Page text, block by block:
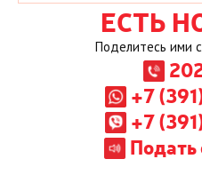
ЕСТЬ
Поделитесь ими
+7
+7
Подать